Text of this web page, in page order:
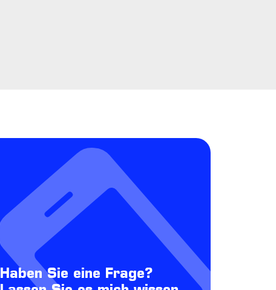
Haben Sie eine Frage?